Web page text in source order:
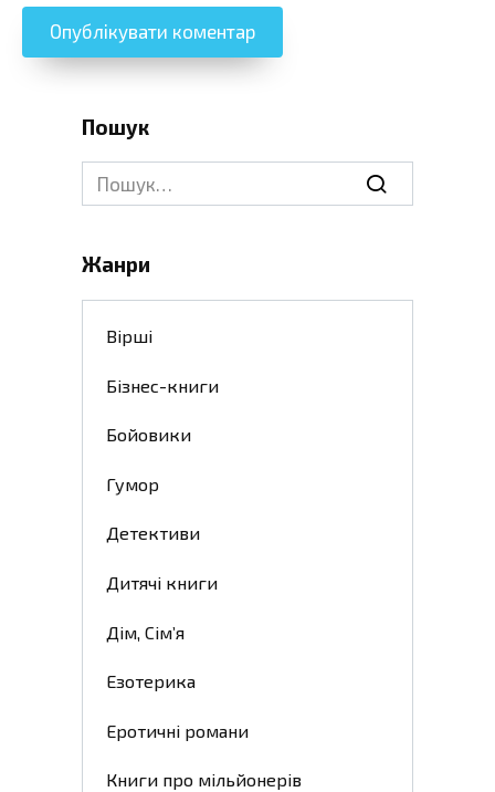
Пошук
Search
for:
Жанри
Вірші
Бізнес-книги
Бойовики
Гумор
Детективи
Дитячі книги
Дім, Сім’я
Езотерика
Еротичні романи
Книги про мільйонерів